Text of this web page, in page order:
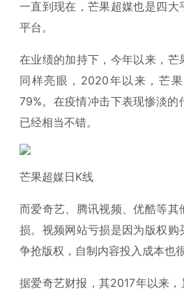
一直到现在，芒果超媒也是四大
平台。
在业绩的加持下，今年以来，芒
同样亮眼，2020年以来，芒
79%。在疫情冲击下表现惨淡的
已经相当不错。
芒果超媒日K线
而爱奇艺、腾讯视频、优酷等其
损。视频网站亏损是因为版权购
争抢版权，自制内容投入成本也很
据爱奇艺财报，其2017年以来